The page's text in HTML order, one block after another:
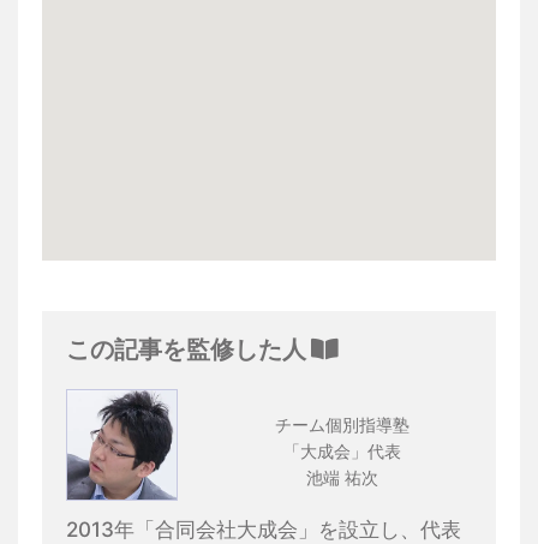
この記事を監修した人
チーム個別指導塾
「大成会」代表
池端 祐次
2013年「合同会社大成会」を設立し、代表